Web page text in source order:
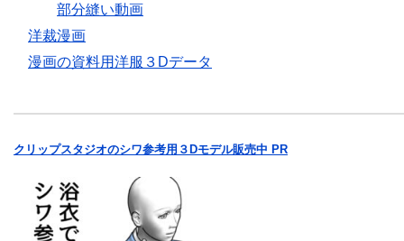
部分縫い動画
洋裁漫画
漫画の資料用洋服３Dデータ
クリップスタジオのシワ参考用３Dモデル販売中 PR